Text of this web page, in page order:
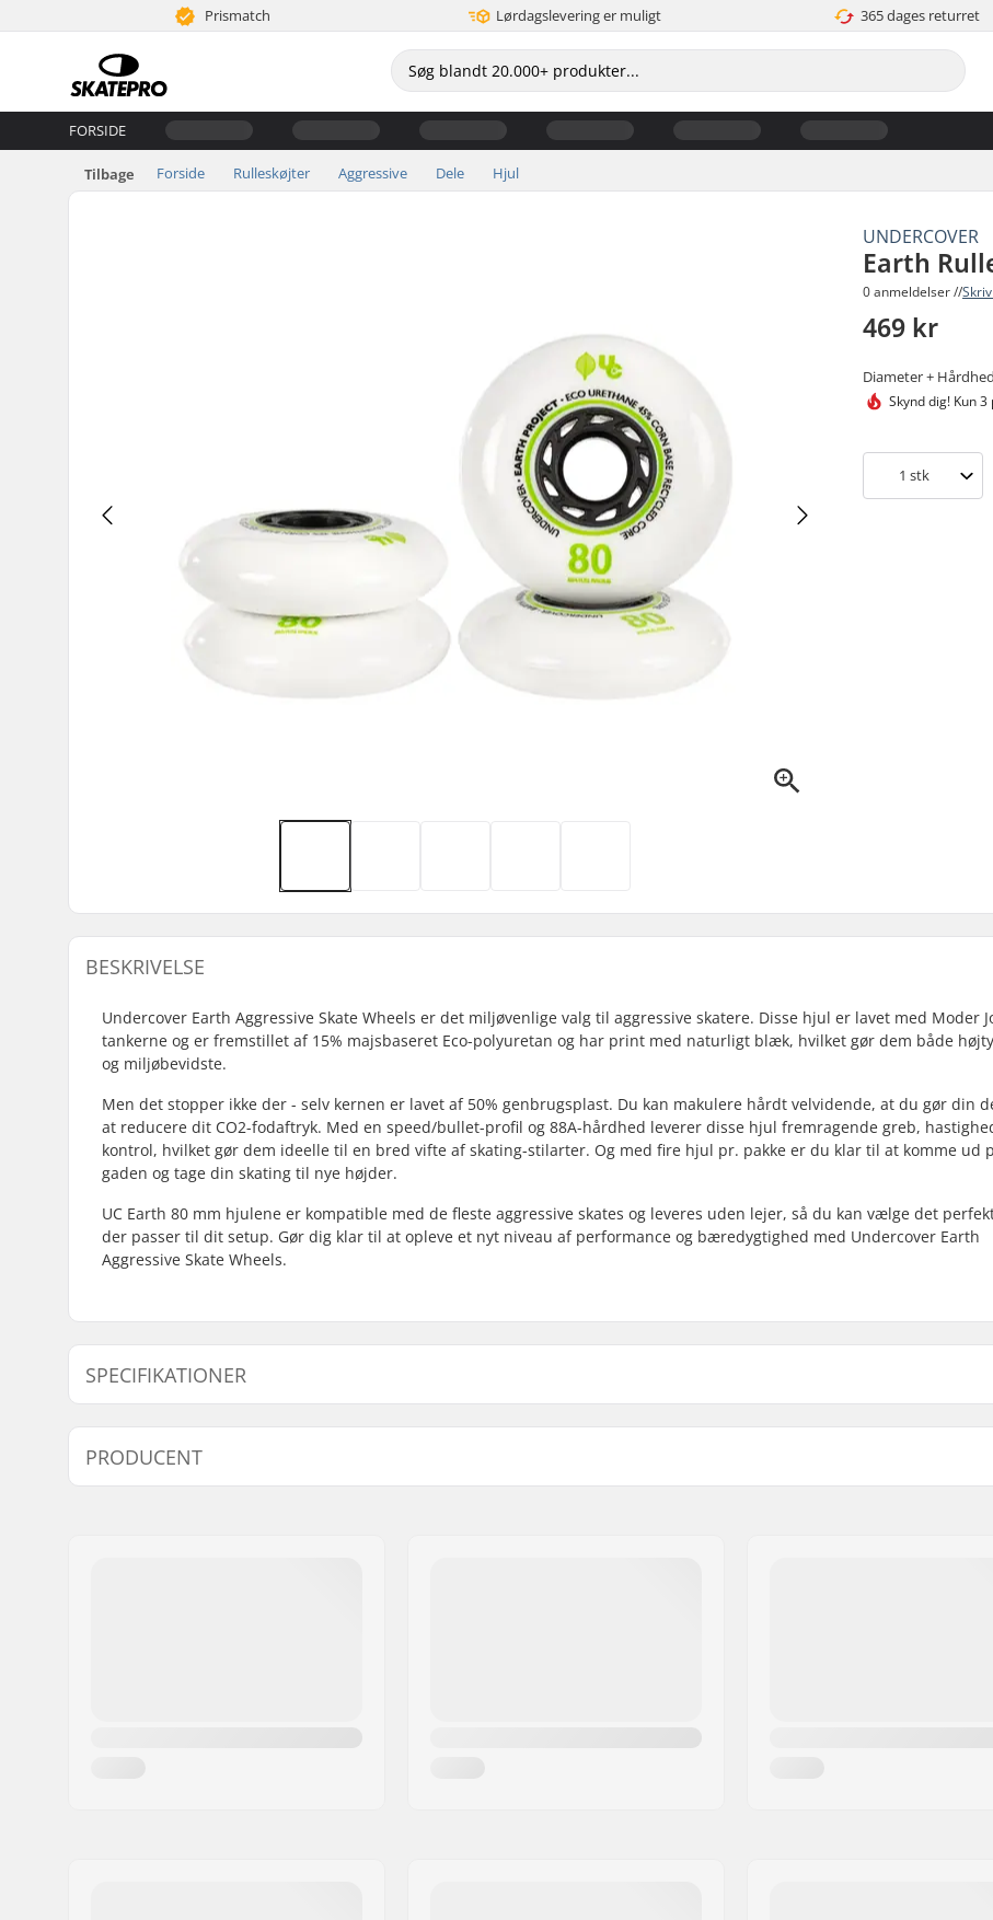
Prismatch Lørdagslevering er muligt 365 dages returret
FORSIDE
Tilbage Forside Rulleskøjter Aggressive Dele Hjul
UNDERCOVER
Earth
0 anmeldelser //
469 kr
Diameter +
Skynd dig! Kun 3
1 stk
BESKRIVELSE
Undercover Earth Aggressive Skate Wheels er det miljøvenlige valg til aggressive skatere. Disse hjul er lavet med Moder
tankerne og er fremstillet af 15% majsbaseret Eco-polyuretan og har print med naturligt blæk, hvilket gør dem både
og miljøbevidste.
Men det stopper ikke der - selv kernen er lavet af 50% genbrugsplast. Du kan makulere hårdt velvidende, at du gør din
at reducere dit CO2-fodaftryk. Med en speed/bullet-profil og 88A-hårdhed leverer disse hjul fremragende greb,
kontrol, hvilket gør dem ideelle til en bred vifte af skating-stilarter. Og med fire hjul pr. pakke er du klar til at komme ud
gaden og tage din skating til nye højder.
UC Earth 80 mm hjulene er kompatible med de fleste aggressive skates og leveres uden lejer, så du kan vælge det
der passer til dit setup. Gør dig klar til at opleve et nyt niveau af performance og bæredygtighed med Undercover Earth
Aggressive Skate Wheels.
SPECIFIKATIONER
Hjuldiameter:
80mm
Hjul hårdhed:
Hjul per pakke:
4
Kerne materiale:
Kugleleje præcision:
PRODUCENT